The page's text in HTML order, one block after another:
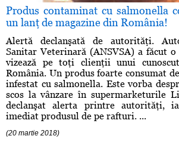
Produs contaminat cu salmonella
un lanţ de magazine din România!
Alertă declanşată de autorităţi.
Sanitar Veterinară (ANSVSA) a făcut
vizează pe toţi clienţii unui
România. Un produs foarte consumat
infestat cu salmonella. Este vorba
scos la vânzare în supermarketurile
declanşat alerta printre autorităţi,
imediat produsul de pe rafturi. ...
(20 martie 2018)